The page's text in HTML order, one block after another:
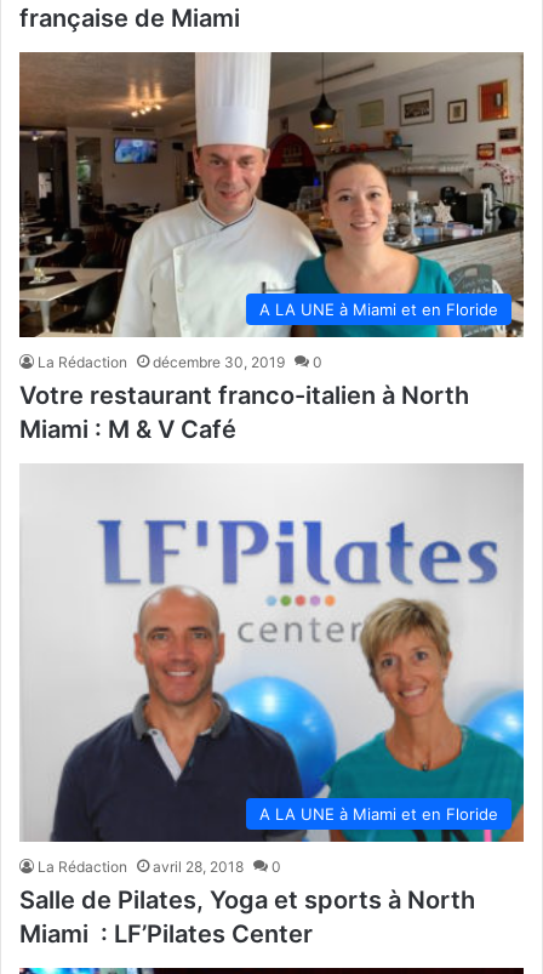
française de Miami
A LA UNE à Miami et en Floride
La Rédaction décembre 30, 2019 0
Votre restaurant franco-italien à North
Miami : M & V Café
A LA UNE à Miami et en Floride
La Rédaction avril 28, 2018 0
Salle de Pilates, Yoga et sports à North
Miami : LF’Pilates Center